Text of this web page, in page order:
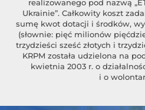
realizowanego pod nazwą
Ukrainie”. Całkowity koszt
sumę kwot dotacji i środków,
(słownie: pięć milionów
trzydzieści sześć złotych i
KRPM została udzielona na
kwietnia 2003 r. o
i o